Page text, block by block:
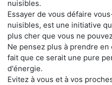
nuisibles.
Essayer de vous défaire
nuisibles, est une initiative
plus cher que vous ne
Ne pensez plus à prendre
fait que ce serait une pure
d'énergie.
Evitez à vous et à vos